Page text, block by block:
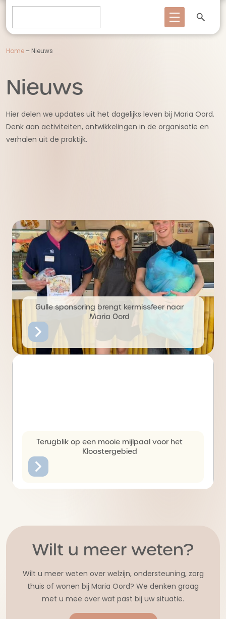
Home – Nieuws
Nieuws
Hier delen we updates uit het dagelijks leven bij Maria Oord.
Denk aan activiteiten, ontwikkelingen in de organisatie en
verhalen uit de praktijk.
Gulle sponsoring brengt kermissfeer naar
Maria Oord
Terugblik op een mooie mijlpaal voor het
Kloostergebied
Wilt u meer weten?
Wilt u meer weten over welzijn, ondersteuning, zorg
thuis of wonen bij Maria Oord? We denken graag
met u mee over wat past bij uw situatie.